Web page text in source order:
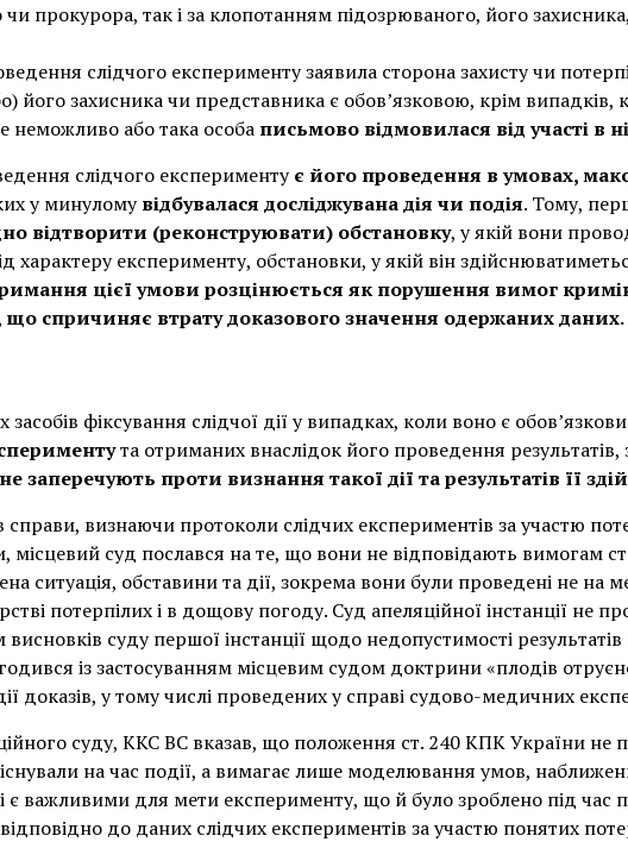
чи прокурора, так і за клопотанням підозрюваного, його
слідчого експерименту заявила сторона захисту чи
його захисника чи представника є обов’язковою, крім випадків,
неможливо або така особа письмово відмовилася від участі в
слідчого експериментує його проведення в умовах,
у минуломувідбувалася досліджувана дія чи подія. Тому,
відтворити (реконструювати) обстановку, у якій вони
характеру експерименту, обстановки, у якій він
цієї умови розцінюється як порушення вимог
що спричиняє втрату доказового значення одержаних даних.
засобів фіксування слідчої дії у випадках, коли воно є
та отриманих внаслідок його проведення
заперечують проти визнання такої дії та результатів її
справи, визнаючи протоколи слідчих експериментів за участю
суд послався на те, що вони не відповідають вимогам
ситуація, обставини та дії, зокрема вони були проведені не на
потерпілих і в дощову погоду. Суд апеляційної інстанції не
суду першої інстанції щодо недопустимості
із застосуванням місцевим судом доктрини «плодів
доказів, у тому числі проведених у справі судово-медичних
суду, ККС ВС вказав, що положення ст. 240 КПК України не
існували на час події, а вимагає лише моделювання умов,
є важливими для мети експерименту, що й було зроблено під час
до даних слідчих експериментів за участю понятих